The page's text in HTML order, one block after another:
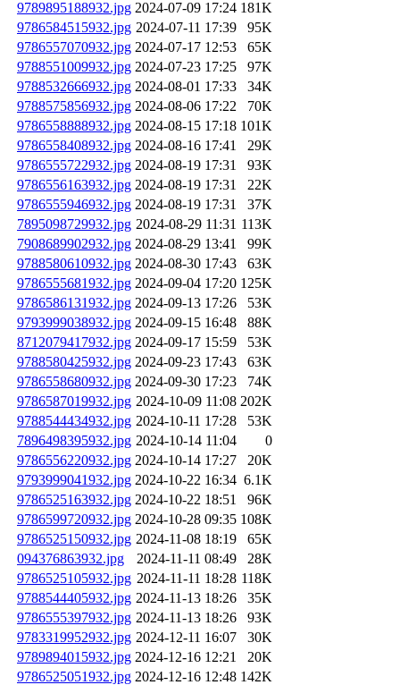
9789895188932.jpg 2024-07-09 17:24 181K
9786584515932.jpg 2024-07-11 17:39
95K
9786557070932.jpg 2024-07-17 12:53
65K
9788551009932.jpg 2024-07-23 17:25
97K
9788532666932.jpg 2024-08-01 17:33
34K
9788575856932.jpg 2024-08-06 17:22
70K
9786558888932.jpg 2024-08-15 17:18 101K
9786558408932.jpg 2024-08-16 17:41
29K
9786555722932.jpg 2024-08-19 17:31
93K
9786556163932.jpg 2024-08-19 17:31
22K
9786555946932.jpg 2024-08-19 17:31
37K
7895098729932.jpg 2024-08-29 11:31 113K
7908689902932.jpg 2024-08-29 13:41
99K
9788580610932.jpg 2024-08-30 17:43
63K
9786555681932.jpg 2024-09-04 17:20 125K
9786586131932.jpg 2024-09-13 17:26
53K
9793999038932.jpg 2024-09-15 16:48
88K
8712079417932.jpg 2024-09-17 15:59
53K
9788580425932.jpg 2024-09-23 17:43
63K
9786558680932.jpg 2024-09-30 17:23
74K
9786587019932.jpg 2024-10-09 11:08 202K
9788544434932.jpg 2024-10-11 17:28
53K
7896498395932.jpg 2024-10-14 11:04
0
9786556220932.jpg 2024-10-14 17:27
20K
9793999041932.jpg 2024-10-22 16:34 6.1K
9786525163932.jpg 2024-10-22 18:51
96K
9786599720932.jpg 2024-10-28 09:35 108K
9786525150932.jpg 2024-11-08 18:19
65K
094376863932.jpg
2024-11-11 08:49
28K
9786525105932.jpg 2024-11-11 18:28 118K
9788544405932.jpg 2024-11-13 18:26
35K
9786555397932.jpg 2024-11-13 18:26
93K
9783319952932.jpg 2024-12-11 16:07
30K
9789894015932.jpg 2024-12-16 12:21
20K
9786525051932.jpg 2024-12-16 12:48 142K